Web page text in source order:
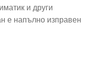
и други
е напълно изправен